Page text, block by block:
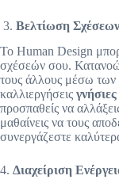
3. Βελτίωση Σχέσεων
Το Human Design
σχέσεών σου.
τους άλλους μέσω των
καλλιεργήσεις γνήσιες
προσπαθείς να
μαθαίνεις να τους
συνεργάζεστε
4. Διαχείριση